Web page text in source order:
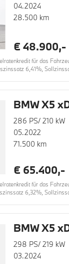
04.2024
28.500 km
€ 48.900,-
für das
6,41%,
BMW X5
286 PS/ 210 kW
05.2022
71.500 km
€ 65.400,-
für das
6,32%,
BMW X5
298 PS/ 219 kW
03.2024